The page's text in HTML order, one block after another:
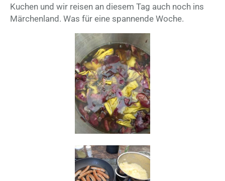
Kuchen und wir reisen an diesem Tag auch noch ins
Märchenland. Was für eine spannende Woche.